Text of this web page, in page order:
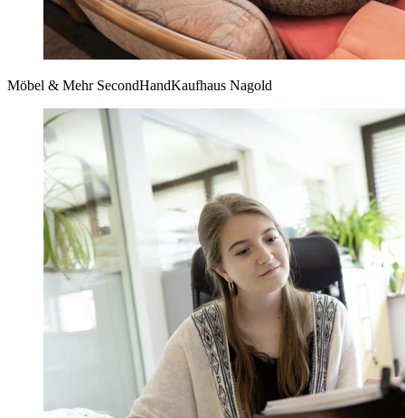
Möbel & Mehr SecondHandKaufhaus Nagold